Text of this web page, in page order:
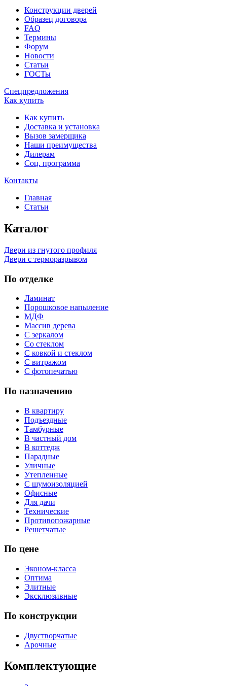
Конструкции дверей
Образец договора
FAQ
Термины
Форум
Новости
Статьи
ГОСТы
Спецпредложения
Как купить
Как купить
Доставка и установка
Вызов замерщика
Наши преимущества
Дилерам
Соц. программа
Контакты
Главная
Статьи
Каталог
Двери из гнутого профиля
Двери с терморазрывом
По отделке
Ламинат
Порошковое напыление
МДФ
Массив дерева
С зеркалом
Со стеклом
С ковкой и стеклом
С витражом
С фотопечатью
По назначению
В квартиру
Подъездные
Тамбурные
В частный дом
В коттедж
Парадные
Уличные
Утепленные
С шумоизоляцией
Офисные
Для дачи
Технические
Противопожарные
Решетчатые
По цене
Эконом-класса
Оптима
Элитные
Эксклюзивные
По конструкции
Двустворчатые
Арочные
Комплектующие